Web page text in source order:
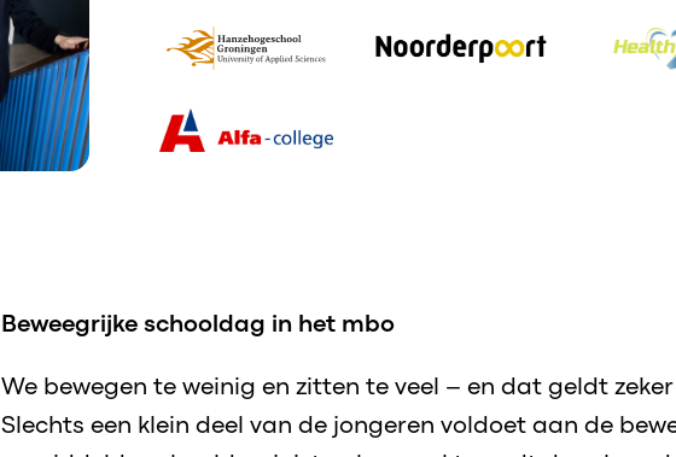
Beweegrijke schooldag in het mbo
We bewegen te weinig en zitten te veel – en dat geldt
Slechts een klein deel van de jongeren voldoet aan de